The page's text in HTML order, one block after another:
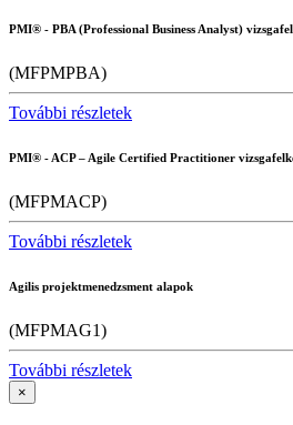
PMI® - PBA (Professional Business Analyst)
(MFPMPBA)
További részletek
PMI® - ACP – Agile Certified Practitioner
(MFPMACP)
További részletek
Agilis projektmenedzsment alapok
(MFPMAG1)
További részletek
×